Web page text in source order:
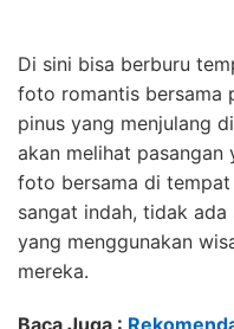
Di sini bisa berburu
foto romantis bersama
pinus yang menjulang
akan melihat pasangan
foto bersama di
sangat indah, tidak
yang menggunakan
mereka.
Baca Juga :